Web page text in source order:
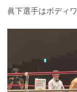
眞下選手はボディ